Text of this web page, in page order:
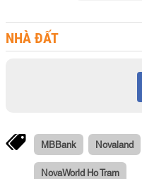
NHÀ ĐẤT
MBBank Novaland
NovaWorld Ho Tram